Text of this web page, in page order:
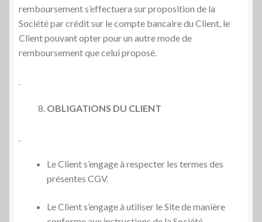
remboursement s’effectuera sur proposition de la
Société par crédit sur le compte bancaire du Client, le
Client pouvant opter pour un autre mode de
remboursement que celui proposé.
OBLIGATIONS DU CLIENT
Le Client s’engage à respecter les termes des
présentes CGV.
Le Client s’engage à utiliser le Site de manière